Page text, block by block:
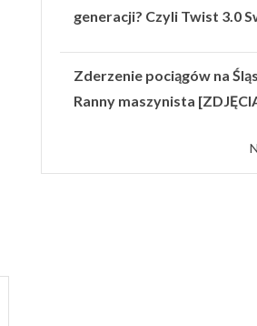
generacji? Czyli Twist 3.0
Zderzenie pociągów na
Ranny maszynista